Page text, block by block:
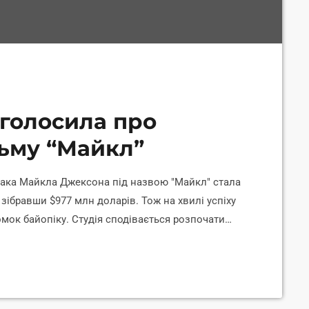
про
“Майкл”
Майкла Джексона під назвою "Майкл" стала
$977 млн доларів. Тож на хвилі успіху
байопіку. Студія сподівається розпочати
2027 року. За словами керівника